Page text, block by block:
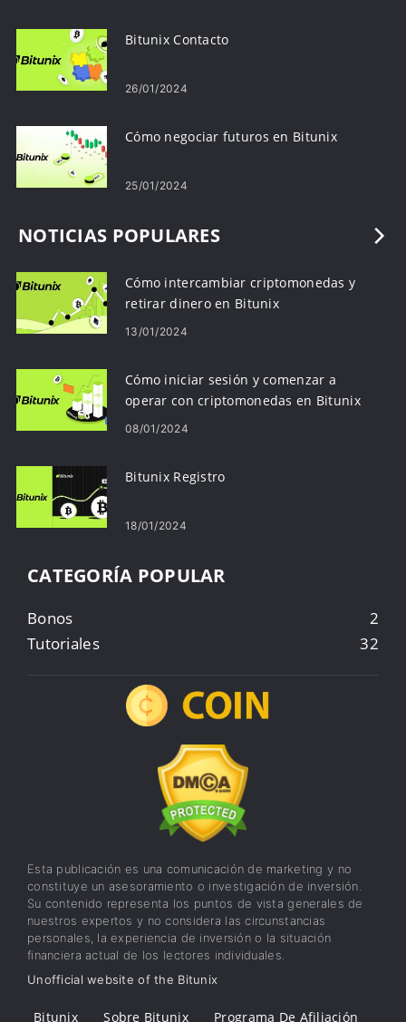
Bitunix Contacto
26/01/2024
Cómo negociar futuros en Bitunix
25/01/2024
NOTICIAS POPULARES
Cómo intercambiar criptomonedas y
retirar dinero en Bitunix
13/01/2024
Cómo iniciar sesión y comenzar a
operar con criptomonedas en Bitunix
08/01/2024
Bitunix Registro
18/01/2024
CATEGORÍA POPULAR
Bonos
2
Tutoriales
32
Esta publicación es una comunicación de marketing y no
constituye un asesoramiento o investigación de inversión.
Su contenido representa los puntos de vista generales de
nuestros expertos y no considera las circunstancias
personales, la experiencia de inversión o la situación
financiera actual de los lectores individuales.
Unofficial website of the Bitunix
Bitunix Sobre Bitunix Programa De Afiliación